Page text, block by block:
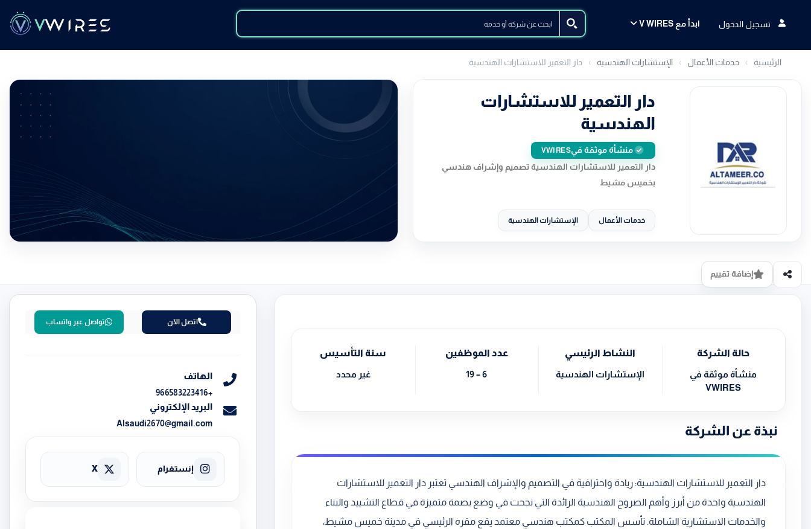
تسجيل الدخول ابدأ مع V WIRES
الرئيسية خدمات الأعمال الإستشارات الهندسية دار التعمير للاستشارات الهندسية
دار التعمير للاستشارات
الهندسية
منشأة موثقة فيVWIRES
دار التعمير للاستشارات الهندسية تصميم وإشراف هندسي
بخميس مشيط
خدمات الأعمال الإستشارات الهندسية
إضافة تقييم
حالة الشركة
منشأة موثقة في
VWIRES
النشاط الرئيسي
الإستشارات الهندسية
عدد الموظفين
6 – 19
سنة التأسيس
غير محدد
نبذة عن الشركة
دار التعمير للاستشارات الهندسية: ريادة واحترافية في التصميم والإشراف الهندسي تعتبر دار التعمير للاستشارات
الهندسية واحدة من أبرز وأهم الصروح الهندسية الرائدة التي نجحت في وضع بصمة متميزة في قطاع التشييد والبناء
والخدمات الاستشارية الشاملة. تأسس المكتب كمكتب هندسي معتمد يقع مقره الرئيسي في مدينة خميس مشيط،
اتصل الآن تواصل عبر واتساب
الهاتف
+966583223416
البريد الإلكتروني
Alsaudi2670@gmail.com
إنستغرام X